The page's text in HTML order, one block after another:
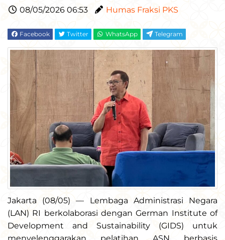
08/05/2026 06:53 Humas Fraksi PKS
Facebook Twitter WhatsApp Telegram
Jakarta (08/05) — Lembaga Administrasi Negara
(LAN) RI berkolaborasi dengan German Institute of
Development and Sustainability (GIDS) untuk